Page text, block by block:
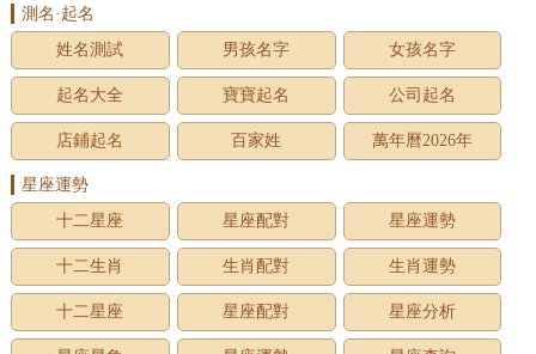
測名·起名
姓名測試
男孩名字 女孩名字
起名大全 寶寶起名 公司起名
店鋪起名 百家姓 萬年曆2026年
星座運勢
十二星座
星座配對 星座運勢
十二生肖 生肖配對 生肖運勢
十二星座 星座配對 星座分析